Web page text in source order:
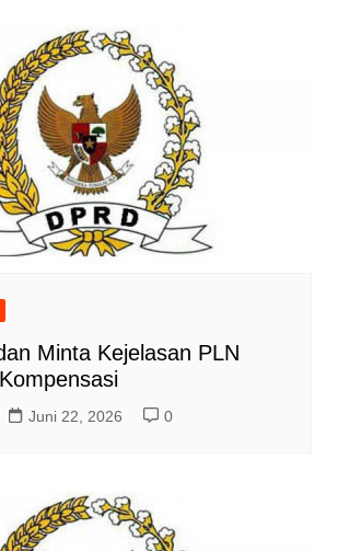
Minta Kejelasan PLN
Juni 22, 2026 0